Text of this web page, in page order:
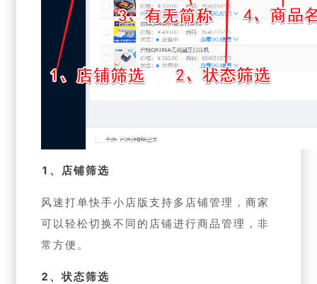
1、店铺筛选
风速打单快手小店版支持多店铺管理，商家
可以轻松切换不同的店铺进行商品管理，非
常方便。
2、状态筛选